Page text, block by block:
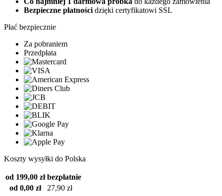
Bezpieczne płatności dzięki certyfikatowi SSL
Płać bezpiecznie
Za pobraniem
Przedpłata
Koszty wysyłki do Polska
od 199,00 zł bezpłatnie
od 0,00 zł
27,90 zł